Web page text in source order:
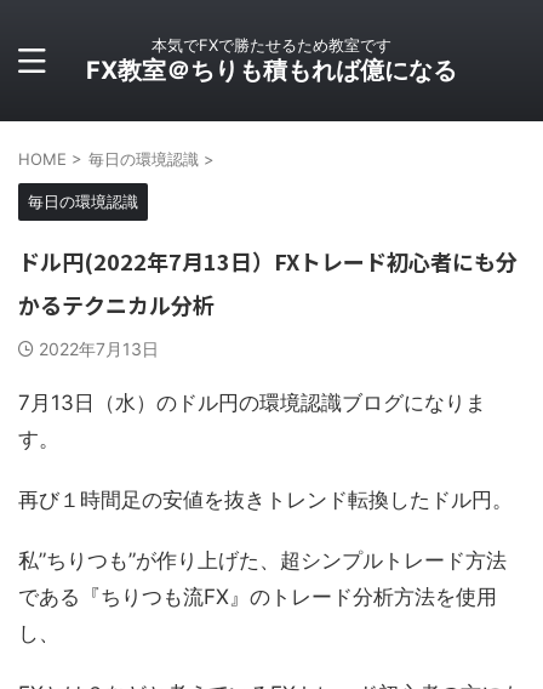
本気でFXで勝たせるため教室です
FX教室＠ちりも積もれば億になる
HOME > 毎日の環境認識 >
毎日の環境認識
ドル円(2022年7月13日）FXトレード初心者にも分
かるテクニカル分析
2022年7月13日
7月13日（水）のドル円の環境認識ブログになりま
す。
再び１時間足の安値を抜きトレンド転換したドル円。
私”ちりつも”が作り上げた、超シンプルトレード方法
である『ちりつも流FX』のトレード分析方法を使用
し、